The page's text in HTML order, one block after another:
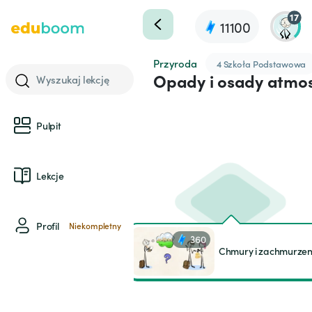
11100
17
Wyszukaj lekcję
Pulpit
Lekcje
Profil Niekompletny
Przyroda 4 Szkoła Podstawowa
Opady i osady
360
Chmury i